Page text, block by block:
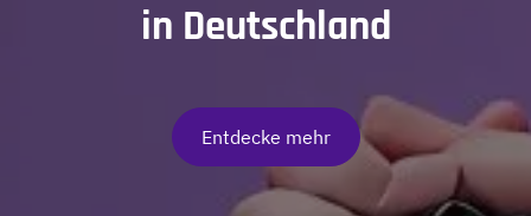
in Deutschland
Entdecke mehr